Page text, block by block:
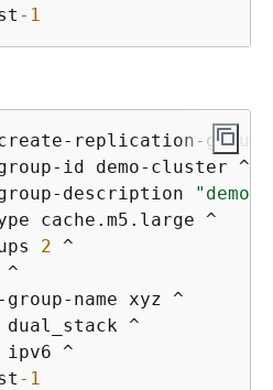
-1
replication-group
id demo-cluster ^
description
"demo
cache.m5.large ^
2 ^
^
name xyz ^
dual_stack ^
ipv6 ^
-1